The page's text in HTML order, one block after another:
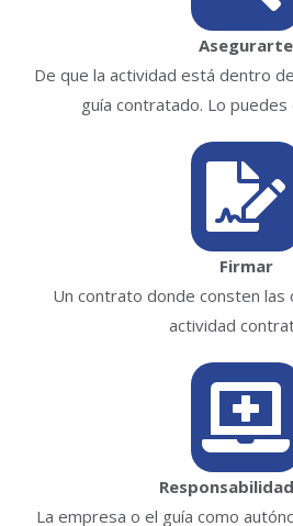
Asegurarte
De que la actividad está dentro
guía contratado. Lo
Firmar
Un contrato donde consten las
actividad
La empresa o el guía como